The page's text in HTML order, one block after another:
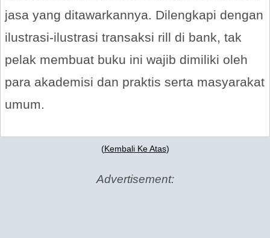
jasa yang ditawarkannya. Dilengkapi dengan
ilustrasi-ilustrasi transaksi rill di bank, tak
pelak membuat buku ini wajib dimiliki oleh
para akademisi dan praktis serta masyarakat
umum.
(Kembali Ke Atas)
Advertisement: